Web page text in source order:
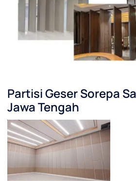
Partisi Geser Sorepa
Jawa Tengah